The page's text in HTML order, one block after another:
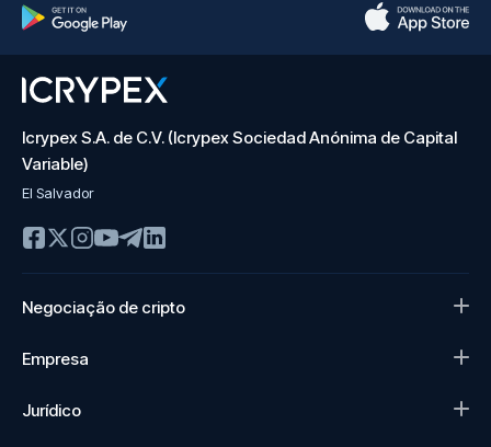
Icrypex S.A. de C.V. (Icrypex Sociedad Anónima de Capital
Variable)
El Salvador
Negociação de cripto
Empresa
Jurídico